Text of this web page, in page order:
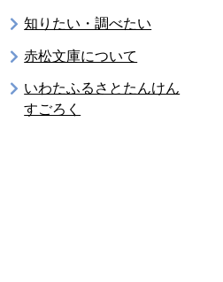
知りたい・調べたい
赤松文庫について
いわたふるさとたんけん
すごろく